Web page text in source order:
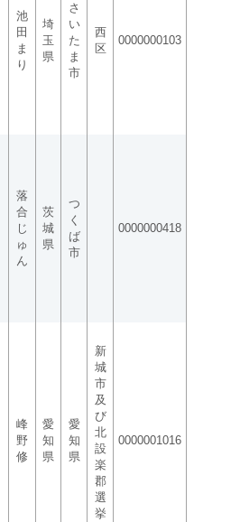
池
田
ま
り
埼
玉
県
さ
い
た
ま
市
西
区
0000000103
落
合
じ
ゅ
ん
茨
城
県
つ
く
ば
市
0000000418
峰
野
修
愛
知
県
愛
知
県
新
城
市
及
び
北
設
楽
郡
選
挙
0000001016